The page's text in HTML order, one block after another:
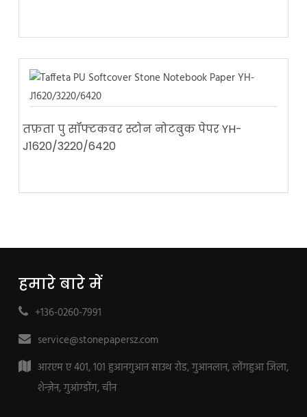
तफ़ता पु सॉफ्टकवर स्टोन नोटबुक पेपर YH-
J1620/3220/6420
हमारे बारे में
+136-0260-7991
service@stonepapersz.com
आरएम ए 401, 101 हुआनगुआन साउथ रोड, गुआनलान, लोंगहुआ जिला,
शेन्ज़ेन, गुआंग्डोंग, चीन